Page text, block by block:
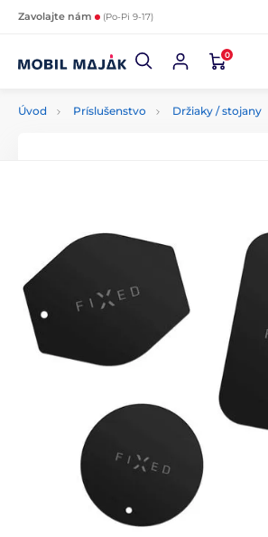
Zavolajte nám (Po-Pi 9-17)
0
Úvod Príslušenstvo Držiaky / stojany